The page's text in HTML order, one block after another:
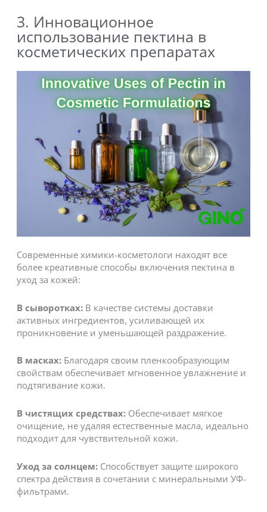
3. Инновационное
использование пектина в
косметических препаратах
Современные химики-косметологи находят все
более креативные способы включения пектина в
уход за кожей:
В сыворотках:В качестве системы доставки
активных ингредиентов, усиливающей их
проникновение и уменьшающей раздражение.
В масках:Благодаря своим пленкообразующим
свойствам обеспечивает мгновенное увлажнение и
подтягивание кожи.
В чистящих средствах:Обеспечивает мягкое
очищение, не удаляя естественные масла, идеально
подходит для чувствительной кожи.
Уход за солнцем:Способствует защите широкого
спектра действия в сочетании с минеральными УФ-
фильтрами.